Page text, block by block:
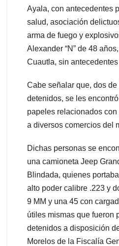
Ayala, con antecedentes
salud, asociación
arma de fuego y
Alexander “N” de 48
Cuautla, sin
Cabe señalar que, dos
detenidos, se les
papeles relacionados
a diversos comercios del
Dichas personas se
una camioneta Jeep
Blindada, quienes
alto poder calibre .223 y
9 MM y una 45 con
útiles mismas que fueron
detenidos a disposición
Morelos de la Fiscalía